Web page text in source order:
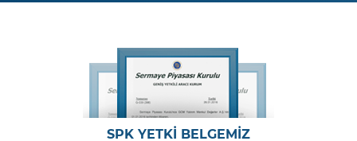
SPK YETKİ BELGEMİZ